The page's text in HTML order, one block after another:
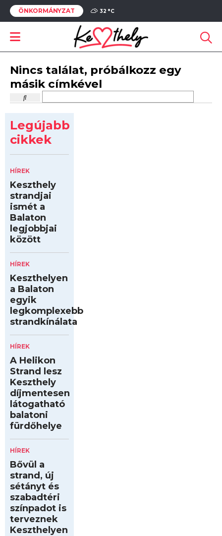
ÖNKORMÁNYZAT 32 °C
Nincs találat, próbálkozz egy
másik címkével
Legújabb
cikkek
HÍREK
Keszthely
strandjai
ismét a
Balaton
legjobbjai
között
HÍREK
Keszthelyen
a Balaton
egyik
legkomplexebb
strandkínálata
HÍREK
A Helikon
Strand lesz
Keszthely
díjmentesen
látogatható
balatoni
fürdőhelye
HÍREK
Bővül a
strand, új
sétányt és
szabadtéri
színpadot is
terveznek
Keszthelyen